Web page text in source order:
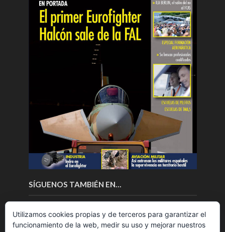
SÍGUENOS TAMBIÉN EN…
Utilizamos cookies propias y de terceros para garantizar el
funcionamiento de la web, medir su uso y mejorar nuestros